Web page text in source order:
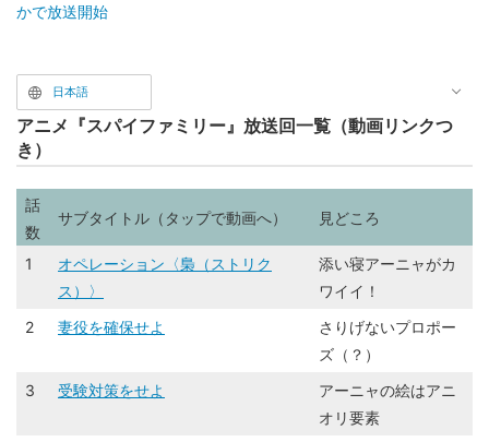
かで放送開始
日本語
アニメ『スパイファミリー』放送回一覧（動画リンクつ
き）
話
数
サブタイトル（タップで動画へ） 見どころ
1
オペレーション〈梟（ストリク
ス）〉
添い寝アーニャがカ
ワイイ！
2
妻役を確保せよ
さりげないプロポー
ズ（？）
3
受験対策をせよ
アーニャの絵はアニ
オリ要素